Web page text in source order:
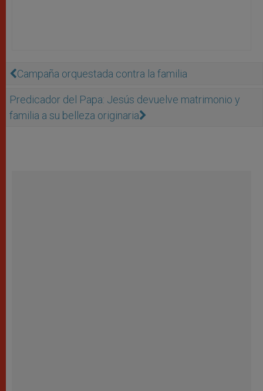
Campaña orquestada contra la familia
Predicador del Papa: Jesús devuelve matrimonio y
familia a su belleza originaria